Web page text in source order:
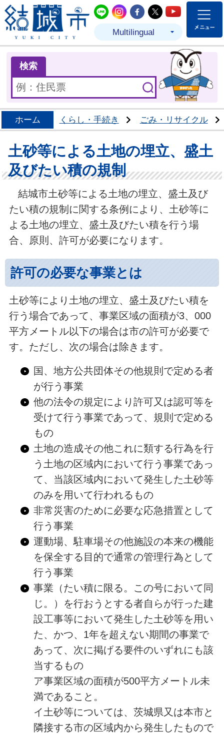
結城市公式LINE
結城市公式Instagram
結城市公式
結城市公式
結城市
Multilingual
検索
ホーム くらし・手続き ごみ・リサイクル
土砂等による土地の埋立、盛土
及びたい積の規制
結城市土砂等による土地の埋立、盛土及び
たい積の規制に関する条例により、土砂等に
よる土地の埋立、盛土及びたい積を行う場
合、原則、許可が必要になります。
許可の必要な事業とは
土砂等により土地の埋立、盛土及びたい積を
行う場合であって、事業区域の面積が3、000
平方メートル以下の場合は市の許可が必要で
す。ただし、次の場合は除きます。
国、地方公共団体その他規則で定める者
が行う事業
他の法令の規定により許可又は認可等を
受けて行う事業であって、規則で定める
もの
土地の造成その他これに類する行為を行
う土地の区域内において行う事業であっ
て、当該区域内において発生した土砂等
のみを用いて行われるもの
非常災害のために必要な応急措置として
行う事業
運動場、駐車場その他施設の本来の機能
を保全する目的で通常の管理行為として
行う事業
事業（たい積に限る。この号において同
じ。）を行おうとする者自らが行った建
設工事等において発生した土砂等を用い
た、かつ、1年を超えない期間の事業で
あって、次に掲げる要件のいずれにも該
当するもの
ア事業区域の面積が500平方メートル未
満であること。
イ土砂等については、茨城県又は本市と
隣接する市の区域内から発生したもので